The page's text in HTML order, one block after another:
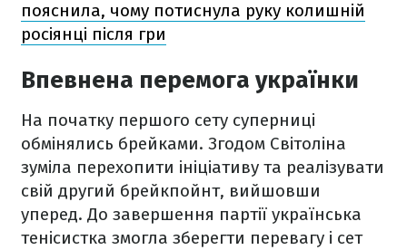
пояснила, чому потиснула руку колишній
росіянці після гри
Впевнена перемога українки
На початку першого сету суперниці
обмінялись брейками. Згодом Світоліна
зуміла перехопити ініціативу та реалізувати
свій другий брейкпойнт, вийшовши
уперед. До завершення партії українська
тенісистка змогла зберегти перевагу і сет